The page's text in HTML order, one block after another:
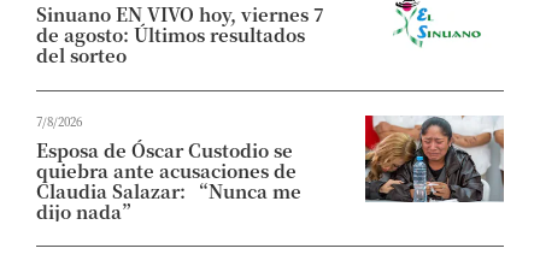
Sinuano EN VIVO hoy, viernes 7
de agosto: Últimos resultados
del sorteo
7/8/2026
Esposa de Óscar Custodio se
quiebra ante acusaciones de
Claudia Salazar: “Nunca me
dijo nada”